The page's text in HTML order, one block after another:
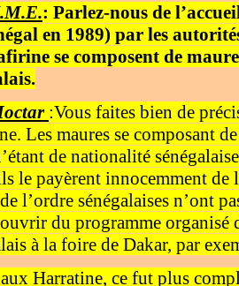
: Parlez-nous de
en 1989) par les
se composent de
:Vous faites bien de
Les maures se composant
de nationalité
le payèrent innocemment
l’ordre sénégalaises n’ont
du programme organisé
à la foire de Dakar, par
Harratine, ce fut plus